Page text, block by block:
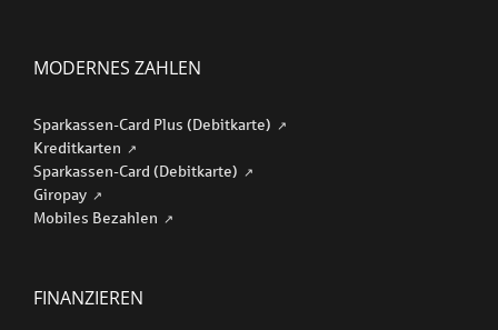
MODERNES ZAHLEN
Sparkassen-Card Plus (Debitkarte)
Kreditkarten
Sparkassen-Card (Debitkarte)
Giropay
Mobiles Bezahlen
FINANZIEREN